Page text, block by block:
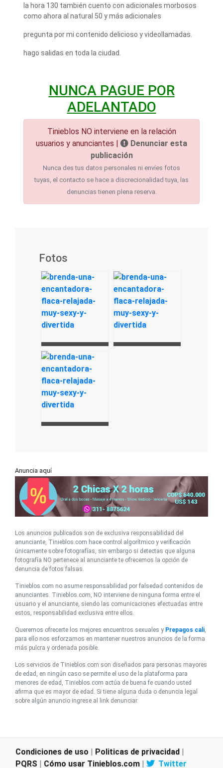
la hora 130 también cuento con adicionales morbosos
como ahora al natural 50 y más adicionales
pregunta por mi contenido delicioso y videollamadas.
hago salidas en toda la ciudad.
NUNCA PAGUE POR
ADELANTADO
Tinieblos NO interviene en la relación
usuarios y anunciantes |
Denunciar esta
publicación
Nunca des tus datos personales ni envíes fotos
tuyas, el contacto se hace a discrecionalidad tuya, las
denuncias tienen plena reserva.
Fotos
Anuncia aquí
Los anuncios publicados son de exclusiva responsabilidad del
anunciante, Tinieblos.com hace control algorítmico y verificación
únicamente sobre fotografías, sin embargo si detectas que alguna
fotografía NO pertenece al anunciante te ofrecemos la opción de
denuncia de fotos falsas.
Tinieblos.com no asume responsabilidad por falsedad contenidos de
anunciantes. Tinieblos.com, NO interviene de ninguna forma entre el
usuario y el anunciante, siendo las comunicaciones efectuadas entre
estos, responsabilidad exclusiva entre ellos.
Queremos ofrecerte los mejores encuentros sexuales y Prepagos cali,
para ello nos esforzamos en mantener nuestros anuncios de la forma
más pulcra y ordenada posible.
Los servicios de Tinieblos.com son diseñados para personas mayores
de edad, en ningún caso se permite el uso de la plataforma para
menores de edad, Tinieblos.com actúa de buena fe cuando usted
afirma que es mayor de edad. Si tiene alguna duda o denuncia legal
sobre algún anuncio ingrese al link denunciar.
Condiciones de uso | Politicas de privacidad |
PQRS | Cómo usar Tinieblos.com | Twitter